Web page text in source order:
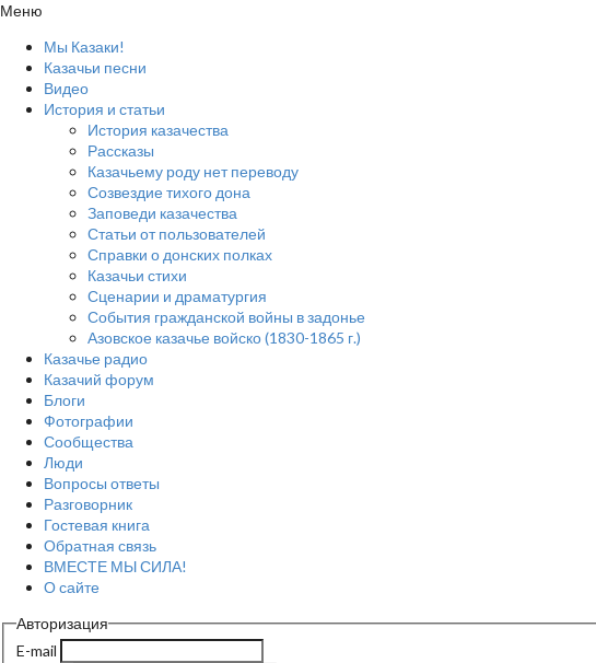
Меню
Мы Казаки!
Казачьи песни
Видео
История и статьи
История казачества
Рассказы
Казачьему роду нет переводу
Созвездие тихого дона
Заповеди казачества
Статьи от пользователей
Справки о донских полках
Казачьи стихи
Сценарии и драматургия
События гражданской войны в задонье
Азовское казачье войско (1830-1865 г.)
Казачье радио
Казачий форум
Блоги
Фотографии
Сообщества
Люди
Вопросы ответы
Разговорник
Гостевая книга
Обратная связь
ВМЕСТЕ МЫ СИЛА!
О сайте
Авторизация
E-mail